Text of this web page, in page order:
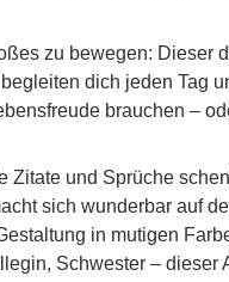
zu bewegen:
dich jeden Tag
brauchen –
Zitate und Sprüche
sich wunderbar auf
in mutigen
Schwester –